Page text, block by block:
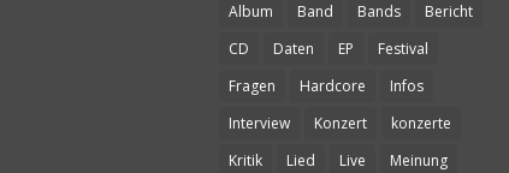
Album Band Bands
Bericht
CD
Daten EP
Festival
Fragen
Hardcore
Infos
Interview
Konzert
konzerte
Kritik
Lied Live
Meinung